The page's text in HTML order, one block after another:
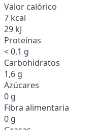
Valor calórico
7 kcal
29 kJ
Proteínas
< 0,1 g
Carbohidratos
1,6 g
Azúcares
0 g
Fibra alimentaria
0 g